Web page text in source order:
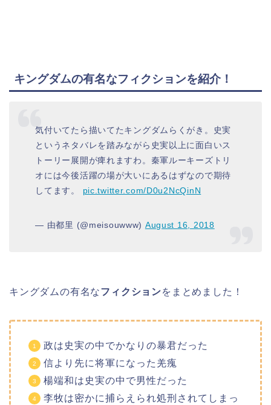
キングダムの有名なフィクションを紹介！
気付いてたら描いてたキングダムらくがき。史実
というネタバレを踏みながら史実以上に面白いス
トーリー展開が痺れますわ。秦軍ルーキーズトリ
オには今後活躍の場が大いにあるはずなので期待
してます。 pic.twitter.com/D0u2NcQinN
— 由都里 (@meisouwww) August 16, 2018
キングダムの有名なフィクションをまとめました！
政は史実の中でかなりの暴君だった
信より先に将軍になった羌瘣
楊端和は史実の中で男性だった
李牧は密かに捕らえられ処刑されてしまっ